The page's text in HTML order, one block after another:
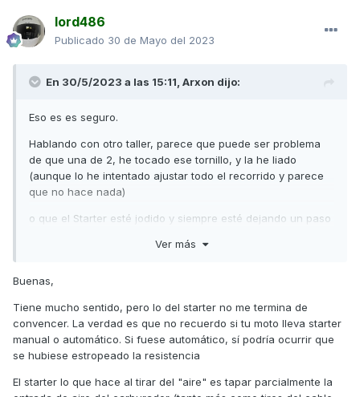
lord486
Publicado 30 de Mayo del 2023
En 30/5/2023 a las 15:11, Arxon dijo:
Eso es es seguro.
Hablando con otro taller, parece que puede ser problema
de que una de 2, he tocado ese tornillo, y la he liado
(aunque lo he intentado ajustar todo el recorrido y parece
que no hace nada)
o que el Starter esté jodido y siempre esté dejando un paso
Tiene sentido no?
Muchas gracias.
Ver más
Buenas,
Tiene mucho sentido, pero lo del starter no me termina de
convencer. La verdad es que no recuerdo si tu moto lleva starter
manual o automático. Si fuese automático, sí podría ocurrir que
se hubiese estropeado la resistencia
El starter lo que hace al tirar del "aire" es tapar parcialmente la